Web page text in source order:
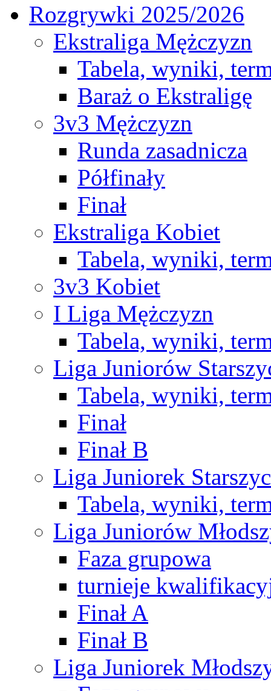
Rozgrywki 2025/2026
Ekstraliga Mężczyzn
Tabela, wyniki,
Baraż o Ekstraligę
3v3 Mężczyzn
Runda zasadnicza
Półfinały
Finał
Ekstraliga Kobiet
Tabela, wyniki,
3v3 Kobiet
I Liga Mężczyzn
Tabela, wyniki,
Liga Juniorów
Tabela, wyniki,
Finał
Finał B
Liga Juniorek
Tabela, wyniki,
Liga Juniorów
Faza grupowa
turnieje
Finał A
Finał B
Liga Juniorek